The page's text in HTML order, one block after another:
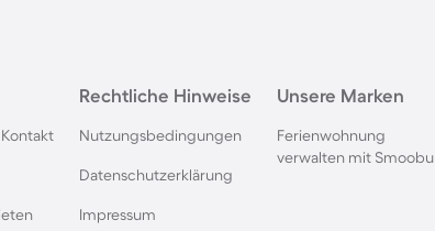
Rechtliche Hinweise
Nutzungsbedingungen
Datenschutzerklärung
Impressum
Unsere Marken
Ferienwohnung
verwalten mit Smoobu